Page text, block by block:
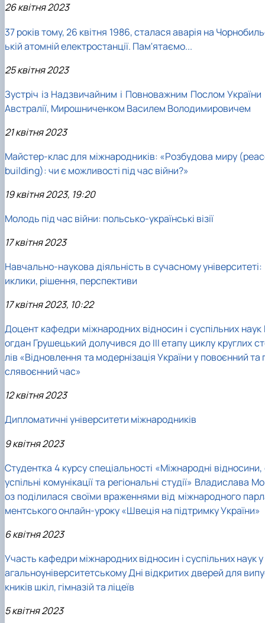
26 квітня 2023
37 років тому, 26 квітня 1986, сталася аварія на
ькій атомній електростанції. Пам'ятаємо...
25 квітня 2023
Зустріч із Надзвичайним і Повноважним Послом України
Австралії, Мирошниченком Василем Володимировичем
21 квітня 2023
Майстер-клас для міжнародників: «Розбудова миру
building): чи є можливості під час війни?»
19 квітня 2023, 19:20
Молодь під час війни: польсько-українські візії
17 квітня 2023
Навчально-наукова діяльність в сучасному університеті:
иклики, рішення, перспективи
17 квітня 2023, 10:22
Доцент кафедри міжнародних відносин і суспільних наук
огдан Грушецький долучився до ІІІ етапу циклу круглих
лів «Відновлення та модернізація України у повоєнний та
слявоєнний час»
12 квітня 2023
Дипломатичні університети міжнародників
9 квітня 2023
Студентка 4 курсу спеціальності «Міжнародні відносини,
успільні комунікації та регіональні студії» Владислава
оз поділилася своїми враженнями від міжнародного
ментського онлайн-уроку «Швеція на підтримку України»
6 квітня 2023
Участь кафедри міжнародних відносин і суспільних наук у
агальноуніверситетському Дні відкритих дверей для
кників шкіл, гімназій та ліцеїв
5 квітня 2023